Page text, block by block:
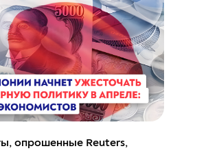
опрошенные Reuters,